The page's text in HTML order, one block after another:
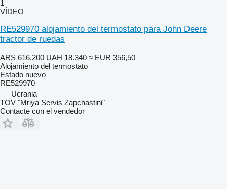
1
VÍDEO
RE529970 alojamiento del termostato para John Deere
tractor de ruedas
ARS 616.200 UAH 18.340 ≈ EUR 356,50
Alojamiento del termostato
Estado nuevo
RE529970
Ucrania
TOV "Mriya Servis Zapchastini"
Contacte con el vendedor